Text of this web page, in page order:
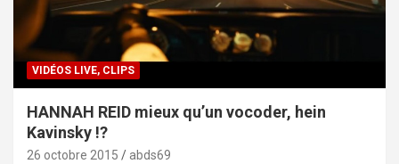
VIDÉOS LIVE, CLIPS
HANNAH REID mieux qu’un vocoder, hein
Kavinsky !?
26 octobre 2015 abds69